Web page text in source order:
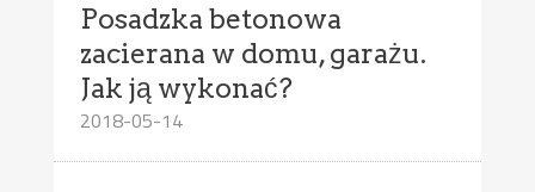
Posadzka betonowa
zacierana w domu, garażu.
Jak ją wykonać?
2018-05-14